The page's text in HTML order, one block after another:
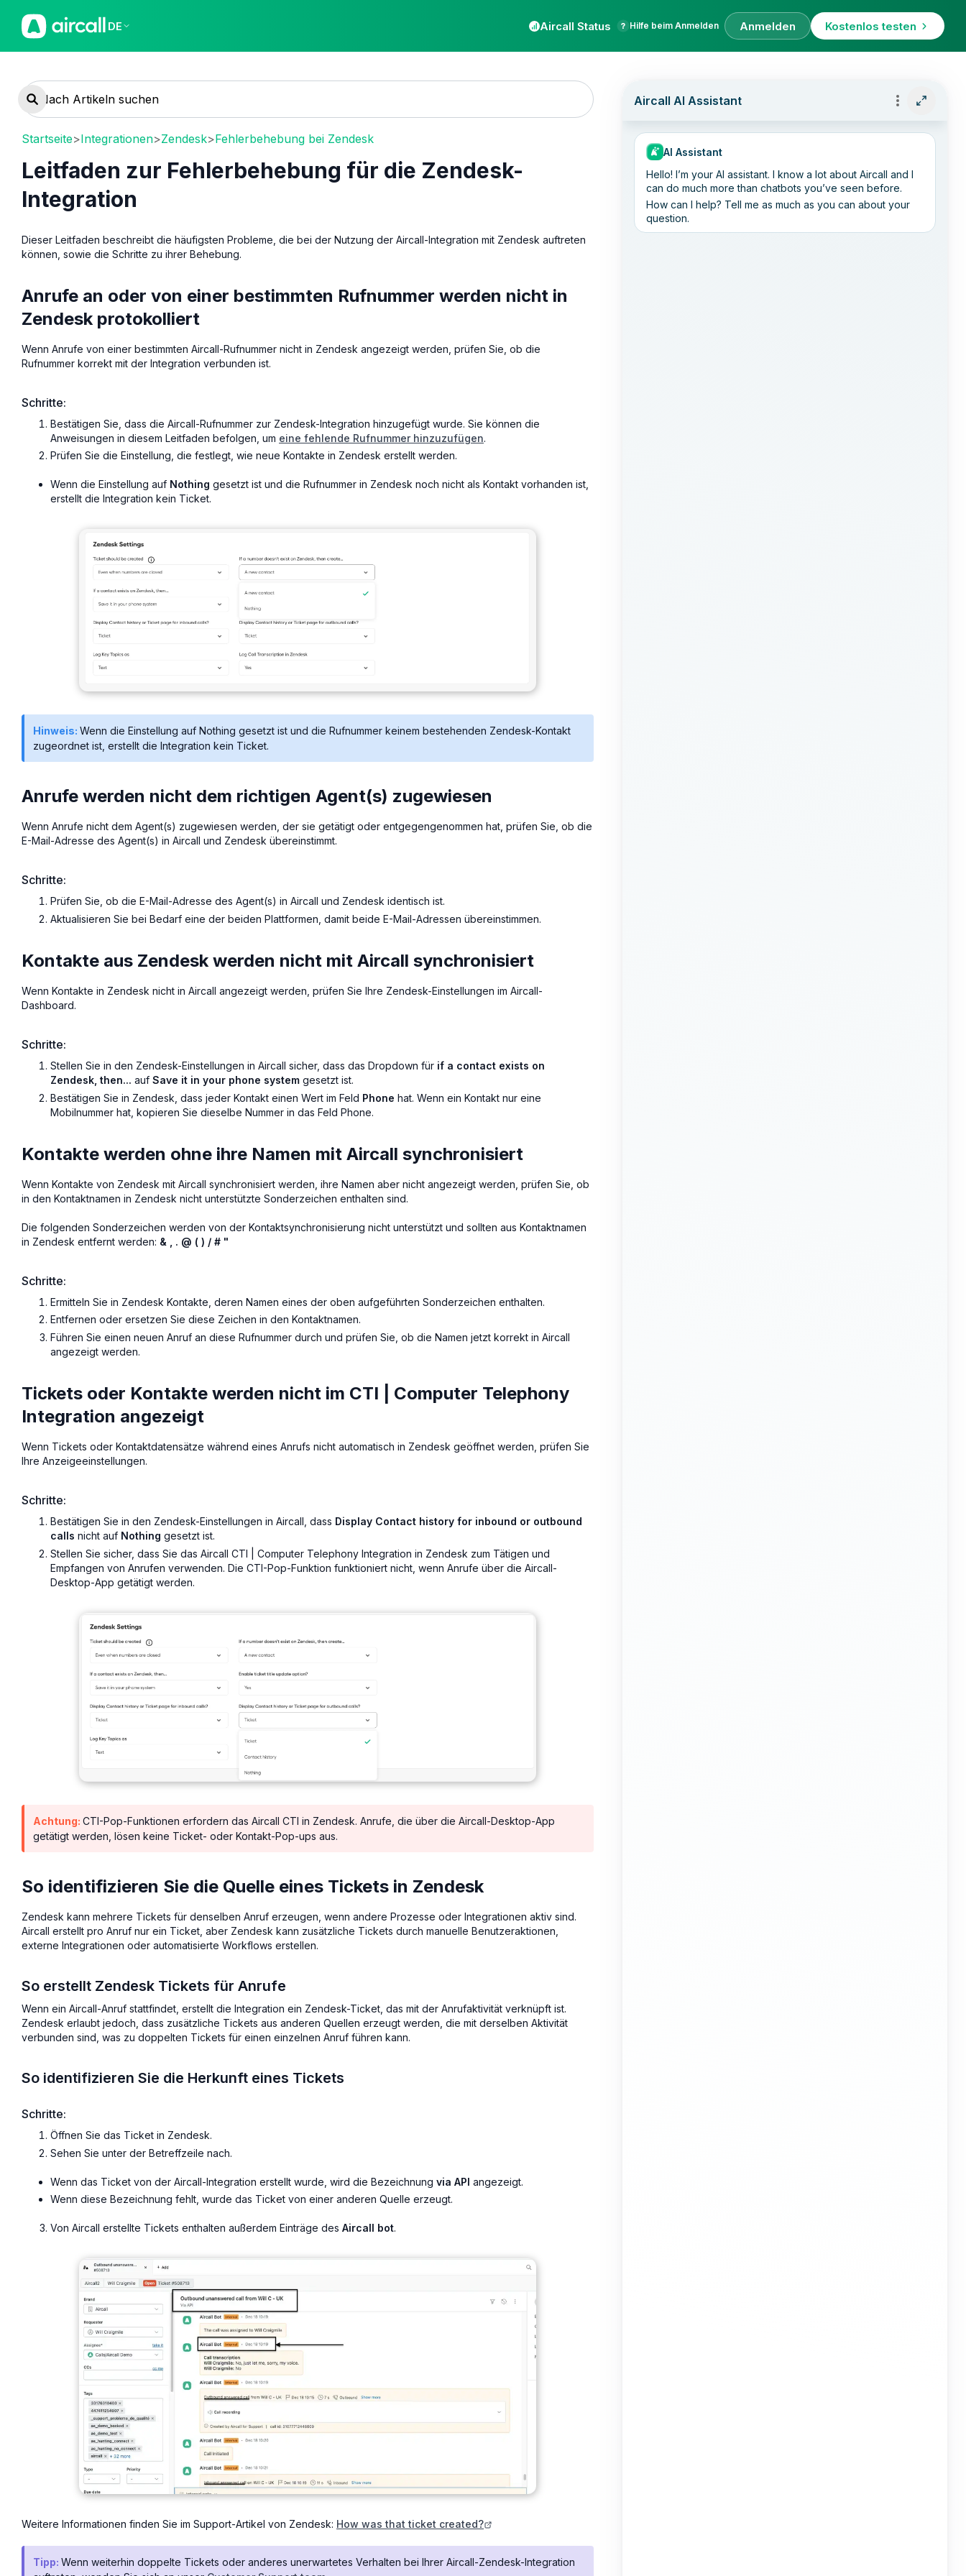
DE Aircall Status Hilfe beim Anmelden Anmelden Kostenlos testen
Startseite>Integrationen>Zendesk>Fehlerbehebung bei Zendesk
Leitfaden zur Fehlerbehebung für die Zendesk-
Integration
Dieser Leitfaden beschreibt die häufigsten Probleme, die bei der Nutzung der Aircall-Integration mit Zendesk auftreten
können, sowie die Schritte zu ihrer Behebung.
Anrufe an oder von einer bestimmten Rufnummer werden nicht in
Zendesk protokolliert
Wenn Anrufe von einer bestimmten Aircall-Rufnummer nicht in Zendesk angezeigt werden, prüfen Sie, ob die
Rufnummer korrekt mit der Integration verbunden ist.
Schritte:
Bestätigen Sie, dass die Aircall-Rufnummer zur Zendesk-Integration hinzugefügt wurde. Sie können die
Anweisungen in diesem Leitfaden befolgen, um eine fehlende Rufnummer hinzuzufügen.
Prüfen Sie die Einstellung, die festlegt, wie neue Kontakte in Zendesk erstellt werden.
Wenn die Einstellung auf Nothing gesetzt ist und die Rufnummer in Zendesk noch nicht als Kontakt vorhanden ist,
erstellt die Integration kein Ticket.
Hinweis: Wenn die Einstellung auf Nothing gesetzt ist und die Rufnummer keinem bestehenden Zendesk-Kontakt
zugeordnet ist, erstellt die Integration kein Ticket.
Anrufe werden nicht dem richtigen Agent(s) zugewiesen
Wenn Anrufe nicht dem Agent(s) zugewiesen werden, der sie getätigt oder entgegengenommen hat, prüfen Sie, ob die
E-Mail-Adresse des Agent(s) in Aircall und Zendesk übereinstimmt.
Schritte:
Prüfen Sie, ob die E-Mail-Adresse des Agent(s) in Aircall und Zendesk identisch ist.
Aktualisieren Sie bei Bedarf eine der beiden Plattformen, damit beide E-Mail-Adressen übereinstimmen.
Kontakte aus Zendesk werden nicht mit Aircall synchronisiert
Wenn Kontakte in Zendesk nicht in Aircall angezeigt werden, prüfen Sie Ihre Zendesk-Einstellungen im Aircall-
Dashboard.
Schritte:
Stellen Sie in den Zendesk-Einstellungen in Aircall sicher, dass das Dropdown für if a contact exists on
Zendesk, then... auf Save it in your phone system gesetzt ist.
Bestätigen Sie in Zendesk, dass jeder Kontakt einen Wert im Feld Phone hat. Wenn ein Kontakt nur eine
Mobilnummer hat, kopieren Sie dieselbe Nummer in das Feld Phone.
Kontakte werden ohne ihre Namen mit Aircall synchronisiert
Wenn Kontakte von Zendesk mit Aircall synchronisiert werden, ihre Namen aber nicht angezeigt werden, prüfen Sie, ob
in den Kontaktnamen in Zendesk nicht unterstützte Sonderzeichen enthalten sind.
Die folgenden Sonderzeichen werden von der Kontaktsynchronisierung nicht unterstützt und sollten aus Kontaktnamen
in Zendesk entfernt werden: & , . @ ( ) / # "
Schritte:
Ermitteln Sie in Zendesk Kontakte, deren Namen eines der oben aufgeführten Sonderzeichen enthalten.
Entfernen oder ersetzen Sie diese Zeichen in den Kontaktnamen.
Führen Sie einen neuen Anruf an diese Rufnummer durch und prüfen Sie, ob die Namen jetzt korrekt in Aircall
angezeigt werden.
Tickets oder Kontakte werden nicht im CTI | Computer Telephony
Integration angezeigt
Wenn Tickets oder Kontaktdatensätze während eines Anrufs nicht automatisch in Zendesk geöffnet werden, prüfen Sie
Ihre Anzeigeeinstellungen.
Schritte:
Bestätigen Sie in den Zendesk-Einstellungen in Aircall, dass Display Contact history for inbound or outbound
calls nicht auf Nothing gesetzt ist.
Stellen Sie sicher, dass Sie das Aircall CTI | Computer Telephony Integration in Zendesk zum Tätigen und
Empfangen von Anrufen verwenden. Die CTI-Pop-Funktion funktioniert nicht, wenn Anrufe über die Aircall-
Desktop-App getätigt werden.
Achtung: CTI-Pop-Funktionen erfordern das Aircall CTI in Zendesk. Anrufe, die über die Aircall-Desktop-App
getätigt werden, lösen keine Ticket- oder Kontakt-Pop-ups aus.
So identifizieren Sie die Quelle eines Tickets in Zendesk
Zendesk kann mehrere Tickets für denselben Anruf erzeugen, wenn andere Prozesse oder Integrationen aktiv sind.
Aircall erstellt pro Anruf nur ein Ticket, aber Zendesk kann zusätzliche Tickets durch manuelle Benutzeraktionen,
externe Integrationen oder automatisierte Workflows erstellen.
So erstellt Zendesk Tickets für Anrufe
Wenn ein Aircall-Anruf stattfindet, erstellt die Integration ein Zendesk-Ticket, das mit der Anrufaktivität verknüpft ist.
Zendesk erlaubt jedoch, dass zusätzliche Tickets aus anderen Quellen erzeugt werden, die mit derselben Aktivität
verbunden sind, was zu doppelten Tickets für einen einzelnen Anruf führen kann.
So identifizieren Sie die Herkunft eines Tickets
Schritte:
Öffnen Sie das Ticket in Zendesk.
Sehen Sie unter der Betreffzeile nach.
Wenn das Ticket von der Aircall-Integration erstellt wurde, wird die Bezeichnung via API angezeigt.
Wenn diese Bezeichnung fehlt, wurde das Ticket von einer anderen Quelle erzeugt.
Von Aircall erstellte Tickets enthalten außerdem Einträge des Aircall bot.
Weitere Informationen finden Sie im Support-Artikel von Zendesk: How was that ticket created?
Tipp: Wenn weiterhin doppelte Tickets oder anderes unerwartetes Verhalten bei Ihrer Aircall-Zendesk-Integration